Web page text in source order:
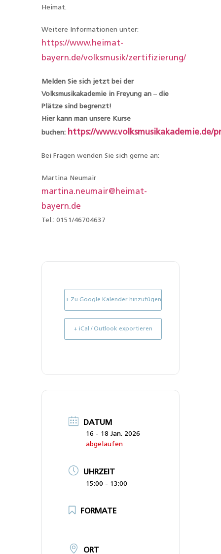
Heimat.
Weitere Informationen unter:
https://www.heimat-
bayern.de/volksmusik/zertifizierung/
Melden Sie sich jetzt bei der
Volksmusikakademie in Freyung an – die
Plätze sind begrenzt!
Hier kann man unsere Kurse
buchen: https://www.volksmusikakademie.de/
Bei Fragen wenden Sie sich gerne an:
Martina Neumair
martina.neumair@heimat-
bayern.de
Tel.: 0151/46704637
+ Zu Google Kalender hinzufügen
+ iCal / Outlook exportieren
DATUM
16 - 18 Jan. 2026
abgelaufen
UHRZEIT
15:00 - 13:00
FORMATE
ORT